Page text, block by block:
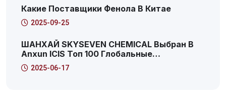
Случай
Какие Поставщики Фенола В Китае
2025-09-25
ШАНХАЙ SKYSEVEN CHEMICAL Выбран В
Anxun ICIS Топ 100 Глобальные
Дистрибьюторы Химической Продукции!
Вот Это 41-Й!
2025-06-17